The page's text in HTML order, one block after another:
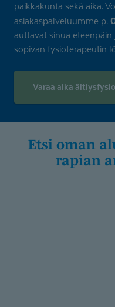
paikkakunta sekä aika.
asiakaspalveluumme p.
auttavat sinua
sopivan fysioterapeutin
Varaa aika
Etsi oman alueesi äitiysfysio­te­
rapian